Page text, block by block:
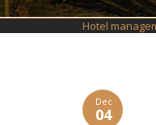
Hotel
Dec
04